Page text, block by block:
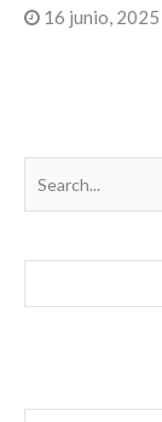
16 junio, 2025